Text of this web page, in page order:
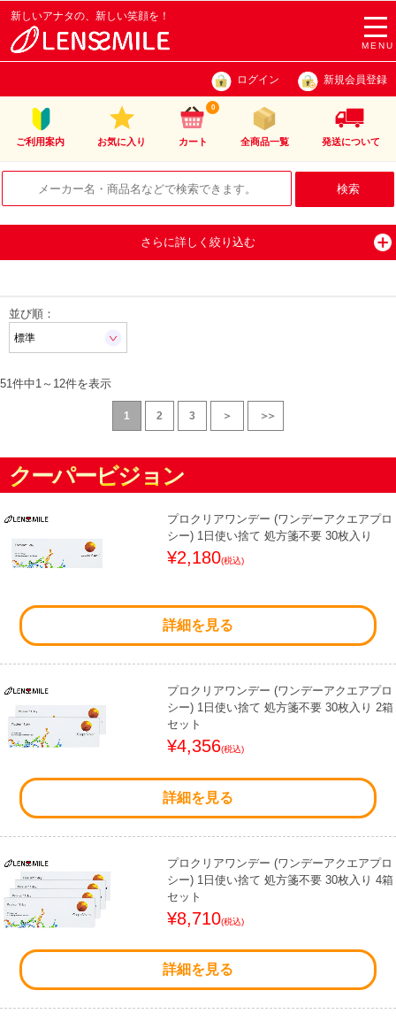
MENU
新しいアナタの、新しい笑顔を！
ログイン 新規会員登録
ご利用案内 お気に入り カート
0
全商品一覧 発送について
さらに詳しく絞り込む
並び順：
51件中1 ～ 12件を表示
1 2 3 ＞ ＞＞
クーパービジョン
プロクリアワンデー (ワンデーアクエアプロ
シー) 1日使い捨て 処方箋不要 30枚入り
¥2,180(税込)
詳細を見る
プロクリアワンデー (ワンデーアクエアプロ
シー) 1日使い捨て 処方箋不要 30枚入り 2箱
セット
¥4,356(税込)
詳細を見る
プロクリアワンデー (ワンデーアクエアプロ
シー) 1日使い捨て 処方箋不要 30枚入り 4箱
セット
¥8,710(税込)
詳細を見る